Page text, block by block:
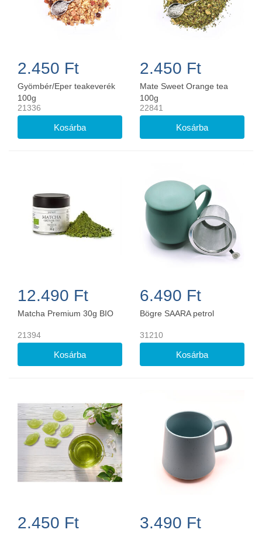
2.450 Ft
Gyömbér/Eper teakeverék
100g
21336
2.450 Ft
Mate Sweet Orange tea
100g
22841
12.490 Ft
Matcha Premium 30g BIO
21394
6.490 Ft
Bögre SAARA petrol
31210
2.450 Ft 3.490 Ft